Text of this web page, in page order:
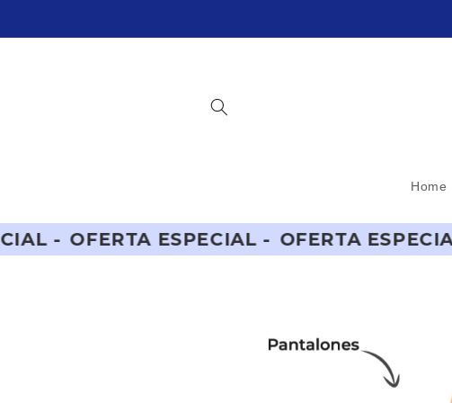
al contenido
Home
ESPECIAL - OFERTA ESPECIAL - OFERTA